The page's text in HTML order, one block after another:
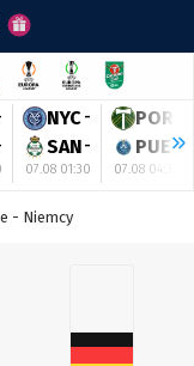
NYC-
SAN-
07.08 01:30
POR
PUE-
07.08 04:30
- Niemcy